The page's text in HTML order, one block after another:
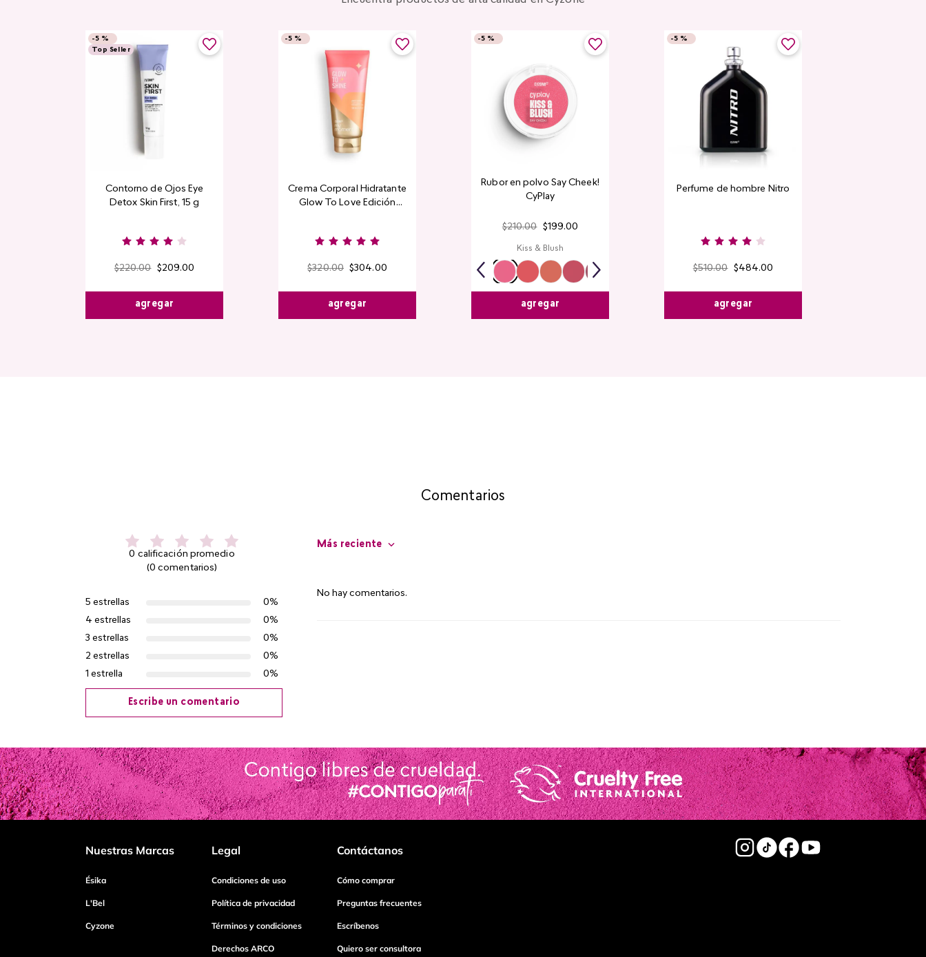
-5 %
Top Seller
Contorno de Ojos Eye
Detox Skin First, 15 g
$220.00 $209.00
agregar
-5 %
Crema Corporal Hidratante
Glow To Love Edición
$320.00 $304.00
agregar
-5 %
Rubor en polvo Say Cheek!
CyPlay
$210.00 $199.00
Kiss & Blush
agregar
-5 %
Perfume de hombre Nitro
$510.00 $484.00
agregar
Comentarios
0 calificación promedio
(0 comentarios)
5 estrellas
0%
4 estrellas
0%
3 estrellas
0%
2 estrellas
0%
1 estrella
0%
Escribe un comentario
Agregar comentario
Título
Tu nombre
Dirección de email
Más reciente
No hay comentarios.
Nuestras Marcas
Ésika
L'Bel
Cyzone
Legal
Condiciones de uso
Política de privacidad
Términos y condiciones
Derechos ARCO
Contáctanos
Cómo comprar
Preguntas frecuentes
Escríbenos
Quiero ser consultora